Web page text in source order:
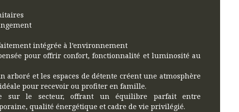
intégrée à l’environnement
pour offrir confort, fonctionnalité et luminosité au
arboré et les espaces de détente créent une atmosphère
pour recevoir ou profiter en famille.
sur le secteur, offrant un équilibre parfait entre
qualité énergétique et cadre de vie privilégié.